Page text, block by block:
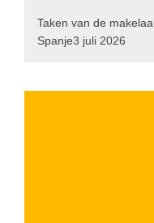
Taken van de
Spanje3 juli 2026